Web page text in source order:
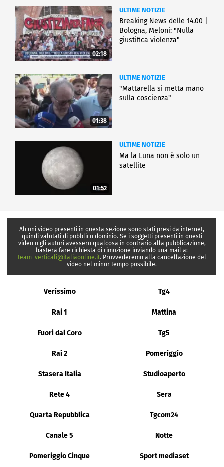
02:18
ULTIME NOTIZIE
Breaking News delle 14.00 |
Bologna, Meloni: "Nulla
giustifica violenza"
01:38
ULTIME NOTIZIE
"Mattarella si metta mano
sulla coscienza"
01:52
ULTIME NOTIZIE
Ma la Luna non è solo un
satellite
Alcuni video presenti in questa sezione sono stati presi da internet,
quindi valutati di pubblico dominio. Se i soggetti presenti in questi
video o gli autori avessero qualcosa in contrario alla pubblicazione,
basterà fare richiesta di rimozione inviando una mail a:
team_verticali@italiaonline.it. Provvederemo alla cancellazione del
video nel minor tempo possibile.
Verissimo Tg4
Rai 1 Mattina
Fuori dal Coro Tg5
Rai 2 Pomeriggio
Stasera Italia Studioaperto
Rete 4 Sera
Quarta Repubblica Tgcom24
Canale 5 Notte
Pomeriggio Cinque Sport mediaset